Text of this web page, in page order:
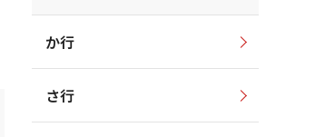
か行
さ行